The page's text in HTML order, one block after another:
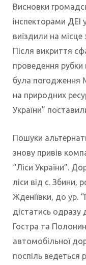
Висновки
інспекторами ДЕІ
виїздили на місце
Після викриття
проведення рубки
була погодження
на природних
України”
Пошуки
знову привів
“Ліси України”.
ліси від с. Збини,
Жденіївки, до ур.
дістатись одразу
Гостра та
автомобільної
поспіль ведеться